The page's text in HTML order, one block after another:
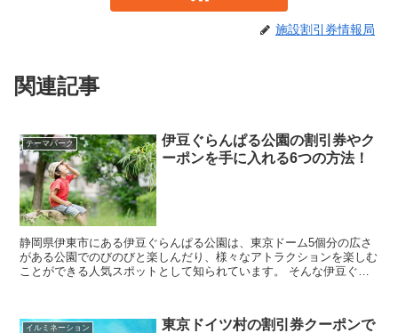
施設割引券情報局
関連記事
テーマパーク
伊豆ぐらんぱる公園の割引券やク
ーポンを手に入れる6つの方法！
静岡県伊東市にある伊豆ぐらんぱる公園は、東京ドーム5個分の広さ
がある公園でのびのびと楽しんだり、様々なアトラクションを楽しむ
ことができる人気スポットとして知られています。 そんな伊豆ぐら
イルミネーション
東京ドイツ村の割引券クーポンで